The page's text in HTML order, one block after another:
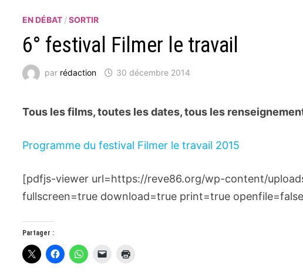
EN DÉBAT /SORTIR
6° festival Filmer le travail
par rédaction 30 décembre 2014
Tous les films, toutes les dates, tous les
Programme du festival Filmer le travail 2015
[pdfjs-viewer url=https://reve86.org/wp-content/
fullscreen=true download=true print=true
Partager :